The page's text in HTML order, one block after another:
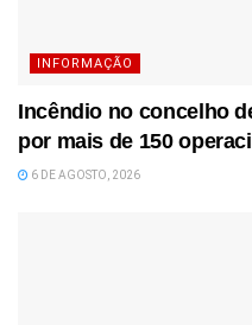
INFORMAÇÃO
Incêndio no concelho
por mais de 150
6 DE AGOSTO, 2026